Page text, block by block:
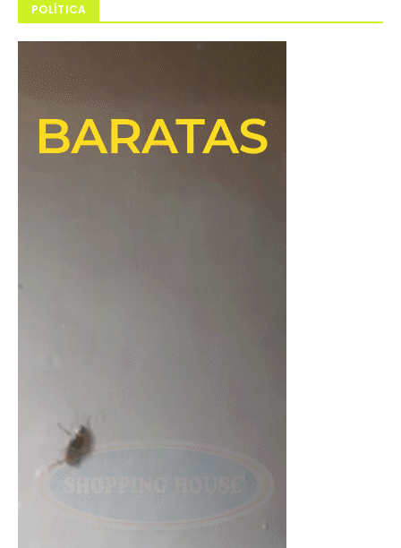
POLÍTICA